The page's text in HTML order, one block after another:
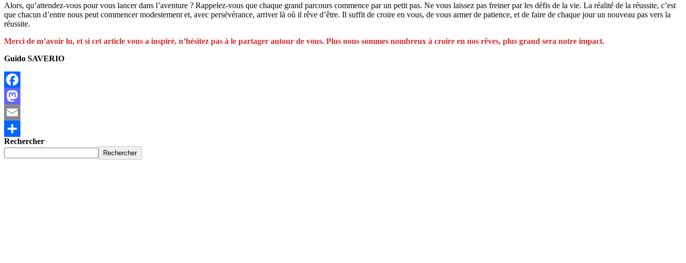
Alors, qu’attendez-vous pour vous lancer dans l’aventure ? Rappelez-vous que chaque grand parcours commence par un petit pas. Ne vous laissez pas freiner par les défis de la vie. La réalité de la réussite, c’est
que chacun d’entre nous peut commencer modestement et, avec persévérance, arriver là où il rêve d’être. Il suffit de croire en vous, de vous armer de patience, et de faire de chaque jour un nouveau pas vers la
réussite.
Merci de m’avoir lu, et si cet article vous a inspiré, n’hésitez pas à le partager autour de vous. Plus nous sommes nombreux à croire en nos rêves, plus grand sera notre impact.
Guido SAVERIO
Facebook
Mastodon
Email
Partager
Rechercher
Rechercher